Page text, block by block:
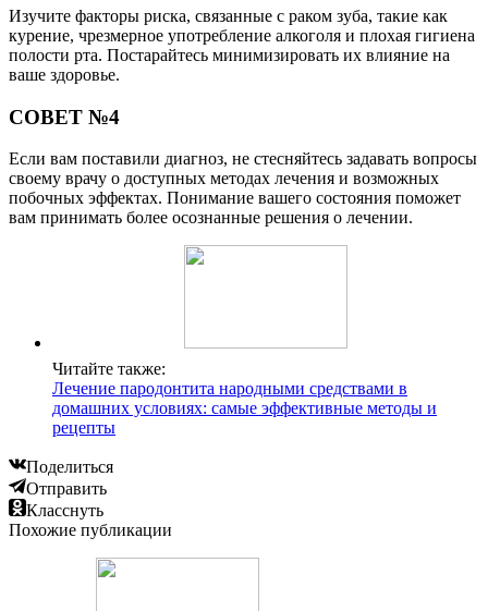
Изучите факторы риска, связанные с раком зуба, такие как
курение, чрезмерное употребление алкоголя и плохая гигиена
полости рта. Постарайтесь минимизировать их влияние на
ваше здоровье.
СОВЕТ №4
Если вам поставили диагноз, не стесняйтесь задавать вопросы
своему врачу о доступных методах лечения и возможных
побочных эффектах. Понимание вашего состояния поможет
вам принимать более осознанные решения о лечении.
Читайте также:
Лечение пародонтита народными средствами в
домашних условиях: самые эффективные методы и
рецепты
Поделиться
Отправить
Класснуть
Похожие публикации